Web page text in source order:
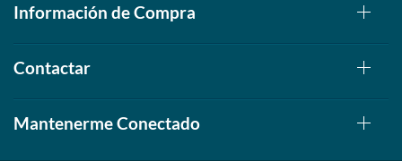
Información de Compra
Contactar
Mantenerme Conectado